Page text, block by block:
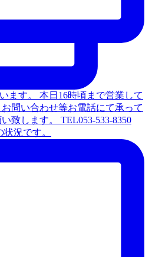
況です。